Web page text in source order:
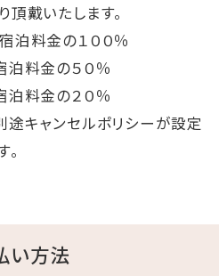
戴いたします。
の１００％
金の５０％
金の２０％
キャンセルポリシーが設定
い方法